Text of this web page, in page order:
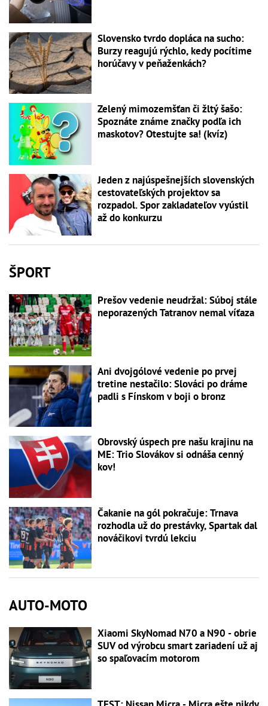
Slovensko tvrdo dopláca na sucho:
Burzy reagujú rýchlo, kedy pocítime
horúčavy v peňaženkách?
Zelený mimozemšťan či žltý šašo:
Spoznáte známe značky podľa ich
maskotov? Otestujte sa! (kvíz)
Jeden z najúspešnejších slovenských
cestovateľských projektov sa
rozpadol. Spor zakladateľov vyústil
až do konkurzu
ŠPORT
Prešov vedenie neudržal: Súboj stále
neporazených Tatranov nemal víťaza
Ani dvojgólové vedenie po prvej
tretine nestačilo: Slováci po dráme
padli s Fínskom v boji o bronz
Obrovský úspech pre našu krajinu na
ME: Trio Slovákov si odnáša cenný
kov!
Čakanie na gól pokračuje: Trnava
rozhodla už do prestávky, Spartak dal
nováčikovi tvrdú lekciu
AUTO-MOTO
Xiaomi SkyNomad N70 a N90 - obrie
SUV od výrobcu smart zariadení už aj
so spaľovacím motorom